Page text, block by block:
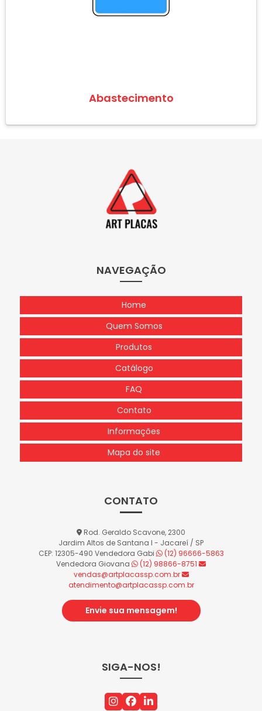
Abastecimento
NAVEGAÇÃO
Home
Quem Somos
Produtos
Catálogo
FAQ
Contato
Informações
Mapa do site
CONTATO
Rod. Geraldo Scavone, 2300
Jardim Altos de Santana I - Jacareí / SP
CEP: 12305-490 Vendedora Gabi
(12) 96666-5863
Vendedora Giovana
(12) 98866-8751
vendas@artplacassp.com.br
atendimento@artplacassp.com.br
Envie sua mensagem!
SIGA-NOS!